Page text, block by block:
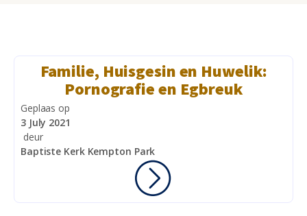
Familie, Huisgesin en Huwelik:
Pornografie en Egbreuk
Geplaas op
3 July 2021
deur
Baptiste Kerk Kempton Park